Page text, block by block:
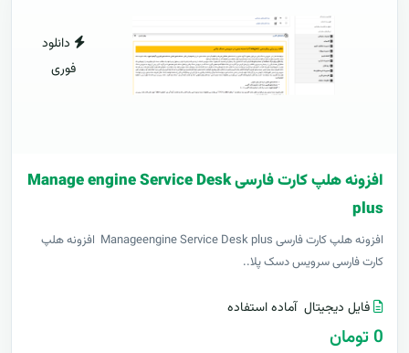
دانلود
فوری
افزونه هلپ کارت فارسی Manage engine Service Desk
plus
افزونه هلپ کارت فارسی Manageengine Service Desk plus افزونه هلپ
کارت فارسی سرویس دسک پلا..
فایل دیجیتال آماده استفاده
0 تومان